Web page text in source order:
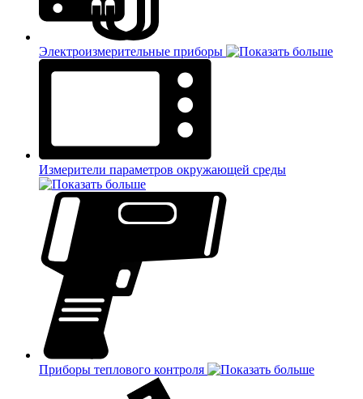
Электроизмерительные приборы
Измерители параметров окружающей среды
Приборы теплового контроля